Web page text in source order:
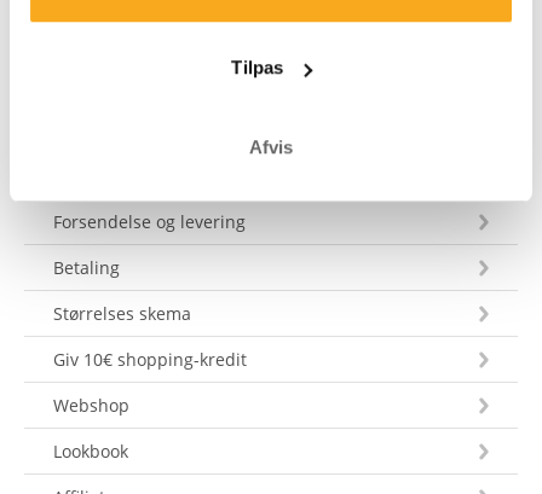
Tilpas
Afvis
Forsendelse og levering
Betaling
Størrelses skema
Giv 10€ shopping-kredit
Webshop
Lookbook